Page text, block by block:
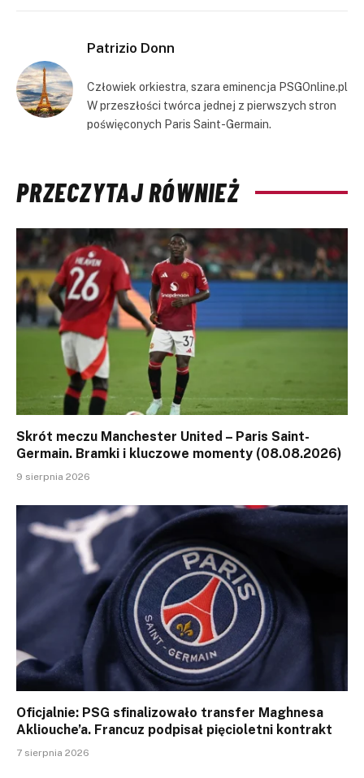
Patrizio Donn
Człowiek orkiestra, szara eminencja PSGOnline.pl
W przeszłości twórca jednej z pierwszych stron
poświęconych Paris Saint-Germain.
PRZECZYTAJ RÓWNIEŻ
Skrót meczu Manchester United – Paris Saint-
Germain. Bramki i kluczowe momenty (08.08.2026)
9 sierpnia 2026
Oficjalnie: PSG sfinalizowało transfer Maghnesa
Akliouche’a. Francuz podpisał pięcioletni kontrakt
7 sierpnia 2026